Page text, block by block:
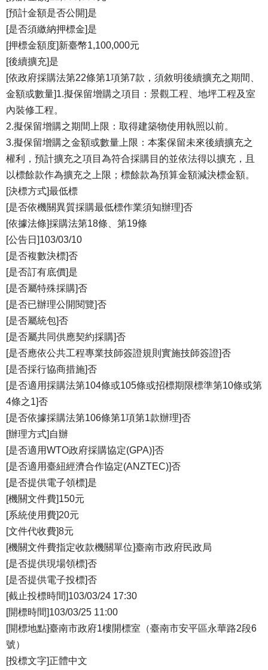
[預計金額是否公開]是
[是否須繳納押標金]是
[押標金額度]新臺幣1,100,000元
[後續擴充]是
[依政府採購法第22條第1項第7款，須敘明後續擴充之期間、
金額或數量]1.擬保留增購之項目：景觀工程、地坪工程及室
內裝修工程。
2.擬保留增購之期間上限：取得建築物使用執照以前。
3.擬保留增購之金額或數量上限：本案保留未來後續擴充之
權利，預計擴充之項目為符合採購目的並依法得以擴充，且
以標餘款作為擴充之上限；標餘款為預算金額減決標金額。
[決標方式]最低標
[是否依機關異質採購最低標作業須知辦理]否
[依據法條]採購法第18條、第19條
[公告日]103/03/10
[是否複數決標]否
[是否訂有底價]是
[是否屬特殊採購]否
[是否已辦理公開閱覽]否
[是否屬統包]否
[是否屬共同供應契約採購]否
[是否應依公共工程專業技師簽證規則實施技師簽證]否
[是否採行協商措施]否
[是否適用採購法第104條或105條或招標期限標準第10條或第
4條之1]否
[是否依據採購法第106條第1項第1款辦理]否
[辦理方式]自辦
[是否適用WTO政府採購協定(GPA)]否
[是否適用臺紐經濟合作協定(ANZTEC)]否
[是否提供電子領標]是
[機關文件費]150元
[系統使用費]20元
[文件代收費]8元
[機關文件費指定收款機關單位]臺南市政府民政局
[是否提供現場領標]否
[是否提供電子投標]否
[截止投標時間]103/03/24 17:30
[開標時間]103/03/25 11:00
[開標地點]臺南市政府1樓開標室（臺南市安平區永華路2段6
號）
[投標文字]正體中文